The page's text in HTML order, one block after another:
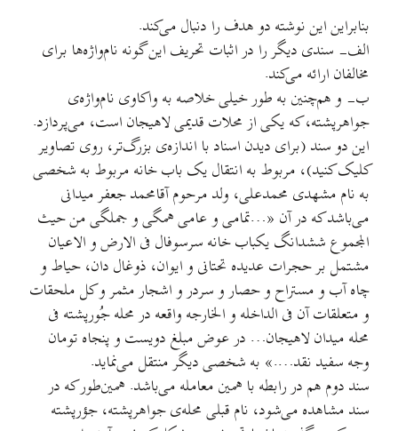
بنابراین این نوشته دو هدف را دنبال می‌کند.
الف- سندی دیگر را در اثبات تحریف این گونه نام‌واژه‌ها برای
مخالفان ارائه می‌کند.
ب- و هم‌چنین به طور خیلی خلاصه به واکاوی نام‌واژه‌ی
جواهرپشته، که یکی از محلات قدیمی لاهیجان است، می‌پردازد.
این دو سند (برای ديدن اسناد با اندازه‌ی بزرگ‌تر، روی تصاوير
کليک کنيد)، مربوط به انتقال یک باب خانه مربوط به شخصی
به نام مشهدی محمدعلی، ولد مرحوم آقامحمد جعفر میدانی
می‌باشد که در آن «…تمامی و عامی همگی و جملگی من حیث
المجموع ششدانگ یکباب خانه سرسوفال فی الارض و الاعیان
مشتمل بر حجرات عدیده تحتانی و ایوان، ذوغال دان، حیاط و
چاه آب و مستراح و حصار و سردر و اشجار مثمر و کل ملحقات
و متعلقات آن فی الداخله و الخارجه واقعه در محله جُورپشته فی
محله میدان لاهیجان… در عوض مبلغ دویست و پنجاه تومان
وجه سفید نقد….» به شخصی دیگر منتقل می‌نماید.
سند دوم هم در رابطه با همین معامله می‌باشد. همین‌طور که در
سند مشاهده می‌شود، نام قبلی محله‌ی جواهرپشته، جؤرپشته